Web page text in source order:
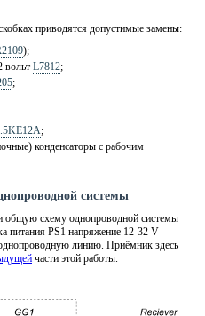
приводятся допустимые замены:
);
вольт L7812;
;
;
конденсаторы с рабочим
системы
общую схему однопроводной системы
питания PS1 напряжение 12-32 V
линию. Приёмник здесь
части этой работы.